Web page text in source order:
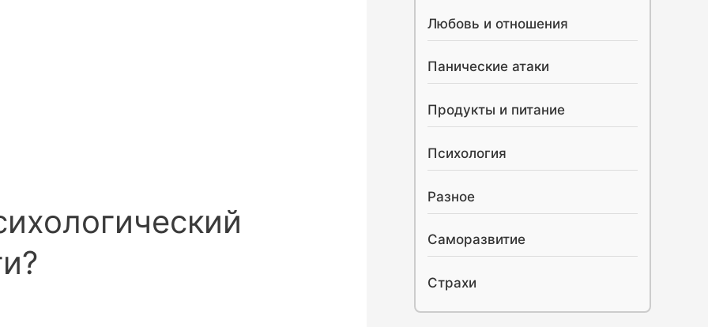
Любовь и отношения
Панические атаки
Продукты и питание
Психология
Разное
Саморазвитие
Страхи